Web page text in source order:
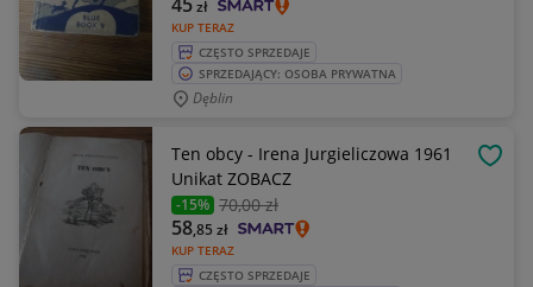
KUP TERAZ
zł
CZĘSTO SPRZEDAJE
SPRZEDAJĄCY: OSOBA PRYWATNA
Dęblin
Ten obcy - Irena Jurgieliczowa 1961
Unikat ZOBACZ
-15% 70,00 zł
KUP TERAZ
58,85 zł
CZĘSTO SPRZEDAJE